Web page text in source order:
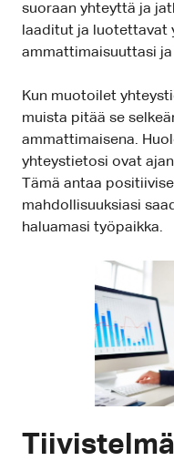
suoraan yhteyttä ja
laaditut ja luotettavat
ammattimaisuuttasi
Kun muotoilet
muista pitää se
ammattimaisena.
yhteystietosi ovat
Tämä antaa
mahdollisuuksiasi
haluamasi työpaikka.